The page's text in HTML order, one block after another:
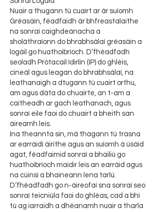
Nuair a thugann tú cuairt ar ár suíomh
Gréasáin, féadfaidh ár bhfreastalaithe
na sonraí caighdeánacha a
sholáthraíonn do bhrabhsálaí gréasáin a
logáil go huathoibríoch. D’fhéadfadh
seoladh Prótacail Idirlín (IP) do ghléis,
cineál agus leagan do bhrabhsálaí, na
leathanaigh a dtugann tú cuairt orthu,
am agus dáta do chuairte, an t-am a
caitheadh ar gach leathanach, agus
sonraí eile faoi do chuairt a bheith san
áireamh leis.
Ina theannta sin, má thagann tú trasna
ar earráidí áirithe agus an suíomh á úsáid
agat, féadfaimid sonraí a bhailiú go
huathoibríoch maidir leis an earráid agus
na cúinsí a bhaineann lena tarlú.
D’fhéadfadh go n-áireofaí sna sonraí seo
sonraí teicniúla faoi do ghléas, cad a bhí
tú ag iarraidh a dhéanamh nuair a tharla